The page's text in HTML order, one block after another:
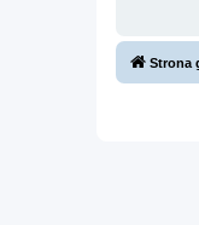
Strona